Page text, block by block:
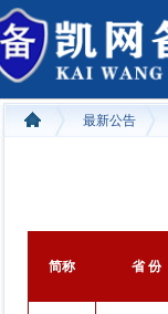
最新公告
简称 省 份